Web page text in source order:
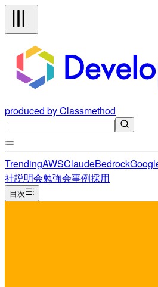
produced by Classmethod
TrendingAWSClaudeBedrock
社説明会勉強会事例採用
目次